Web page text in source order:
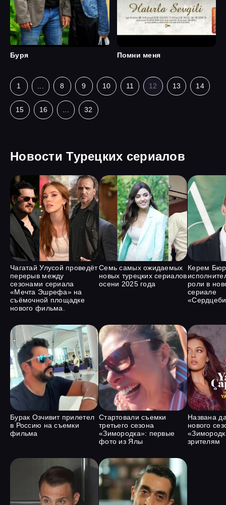
Буря Помни меня
1 8 9 10 11 12 13 14
15 16 32
Новости Турецких сериалов
Чагатай Улусой проведёт
перерыв между
сезонами сериала
«Мечта Эшрефа» на
съёмочной площадке
нового фильма.
Семь самых ожидаемых
новых турецких сериалов
осени 2025 года
Керем
роли в
сериале
Бурак Озчивит прилетел
в Россию на съемки
фильма
Стартовали съемки
третьего сезона
«Зимородка»: первые
фото из Ялы
Названа
нового
зрителям